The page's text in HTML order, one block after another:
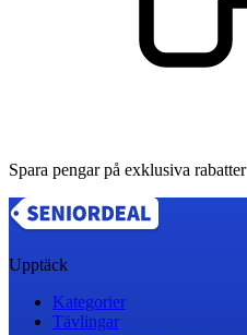
Spara pengar på exklusiva rabatter
Upptäck
Kategorier
Tävlingar